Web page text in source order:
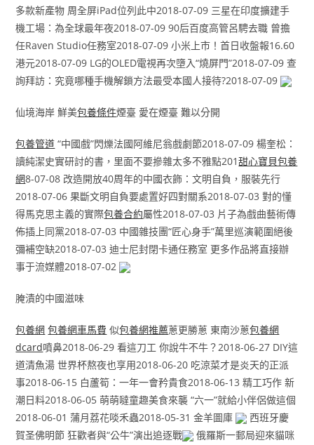
多款新產物 周全屏iPad位列此中2018-07-09 三星在印度擴建手
機工場：為全球最年夜2018-07-09 90后百度高管呂騁去職 曾擔
任Raven Studio任務室2018-07-09 小米上市！首日收盤報16.60
港元2018-07-09 LG的OLED電視再次墮入“燒屏門”2018-07-09 查
詢拜訪：究竟哪種手機解鎖方法最受本國人接待?2018-07-09
仙境海岸 鮮美包養條件煙臺 愛在煙臺 難以分開
包養管道 “中國戲”閃爍法國阿維尼翁戲劇節2018-07-09 楊奎松：
讀純潔史實研討的書，里面不要摻雜太多不雅點201甜心寶貝包養
網8-07-08 改造開放40周年的中國衣飾：文明自負，服裝先行
2018-07-06 果斷文明自負要處置好四對關系2018-07-03 對的懂
得馬克思主義的實際包養合約屬性2018-07-03 片子為戲曲藝術傳
佈插上同黨2018-07-03 中國雜技團“匠心身手”萬里巡演範圍絕後
彌補空缺2018-07-03 迪士尼封閉卡通任務室 更多作品將直接辦
事于流媒體2018-07-02
腌漬的中國滋味
包養網 包養網車馬費 似包養網推薦蔥更勝蔥 東南沙蔥包養網
dcard噴鼻2018-06-29 看這刀工 你說牛不牛？2018-06-27 DIY這
道清魚湯 世界杯熬夜也享用2018-06-20 吃涼菜才是炎天的正派
事2018-06-15 白蘆筍：一年一會矜貴食2018-06-13 精工巧作 新
潮日料2018-06-05 萌萌噠童趣美食來襲 “六一”就給小伴侶做這個
2018-06-01 蒲月荔花啖禾蟲2018-05-31 金羊圖庫
西班牙慶
賀圣佛明節 狂歡者與“公牛”演出追逐戰
俄羅斯一郵局迎來貓咪